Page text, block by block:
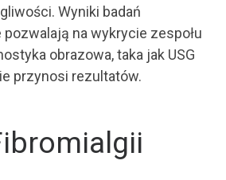
Wyniki badań
pozwalają na wykrycie zespołu
obrazowa, taka jak USG
przynosi rezultatów.